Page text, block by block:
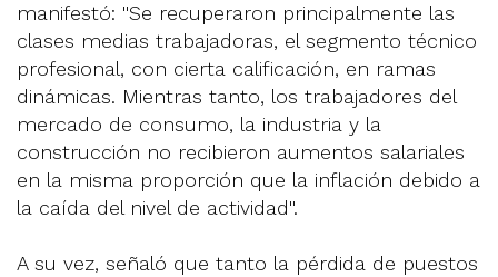
manifestó: ''Se recuperaron principalmente las
clases medias trabajadoras, el segmento técnico
profesional, con cierta calificación, en ramas
dinámicas. Mientras tanto, los trabajadores del
mercado de consumo, la industria y la
construcción no recibieron aumentos salariales
en la misma proporción que la inflación debido a
la caída del nivel de actividad''.
A su vez, señaló que tanto la pérdida de puestos